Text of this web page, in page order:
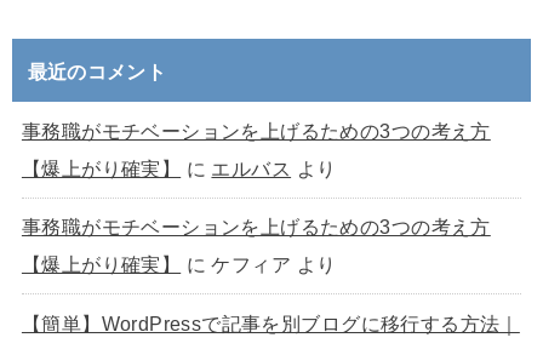
最近のコメント
事務職がモチベーションを上げるための3つの考え方
【爆上がり確実】
に エルバス より
事務職がモチベーションを上げるための3つの考え方
【爆上がり確実】
にケフィア より
【簡単】WordPressで記事を別ブログに移行する方法｜